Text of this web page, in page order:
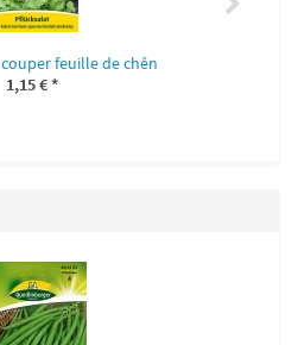
feuille de chên
1,15 €*